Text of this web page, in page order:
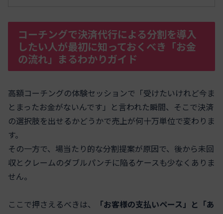
コーチングで決済代行による分割を導入
したい人が最初に知っておくべき「お金
の流れ」まるわかりガイド
高額コーチングの体験セッションで「受けたいけれど今ま
とまったお金がないんです」と言われた瞬間、そこで決済
の選択肢を出せるかどうかで売上が何十万単位で変わりま
す。
その一方で、場当たり的な分割提案が原因で、後から未回
収とクレームのダブルパンチに陥るケースも少なくありま
せん。
ここで押さえるべきは、
「お客様の支払いペース」と「あ